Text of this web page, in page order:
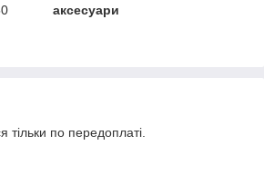
аксесуари
тільки по передоплаті.